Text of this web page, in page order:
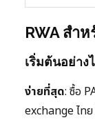
RWA สำ
เริ่มต้นอย่าง
ง่ายที่สุด: ซื้อ
exchange ไท